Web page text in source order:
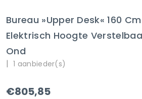
Bureau »Upper Desk« 160
Elektrisch Hoogte
Ond
| 1 aanbieder(s)
€805,85